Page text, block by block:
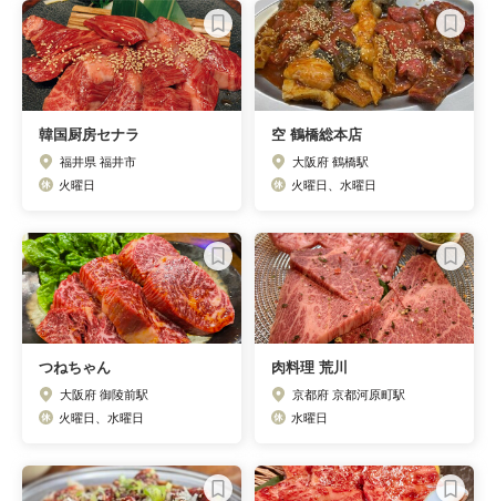
韓国厨房セナラ
福井県 福井市
火曜日
空 鶴橋総本店
大阪府 鶴橋駅
火曜日、水曜日
つねちゃん
大阪府 御陵前駅
火曜日、水曜日
肉料理 荒川
京都府 京都河原町駅
水曜日